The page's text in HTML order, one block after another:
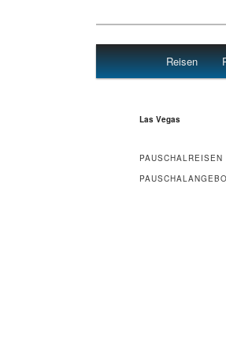
Travel :
Main menu
Skip to
Skip to
Reisen
Las Vegas